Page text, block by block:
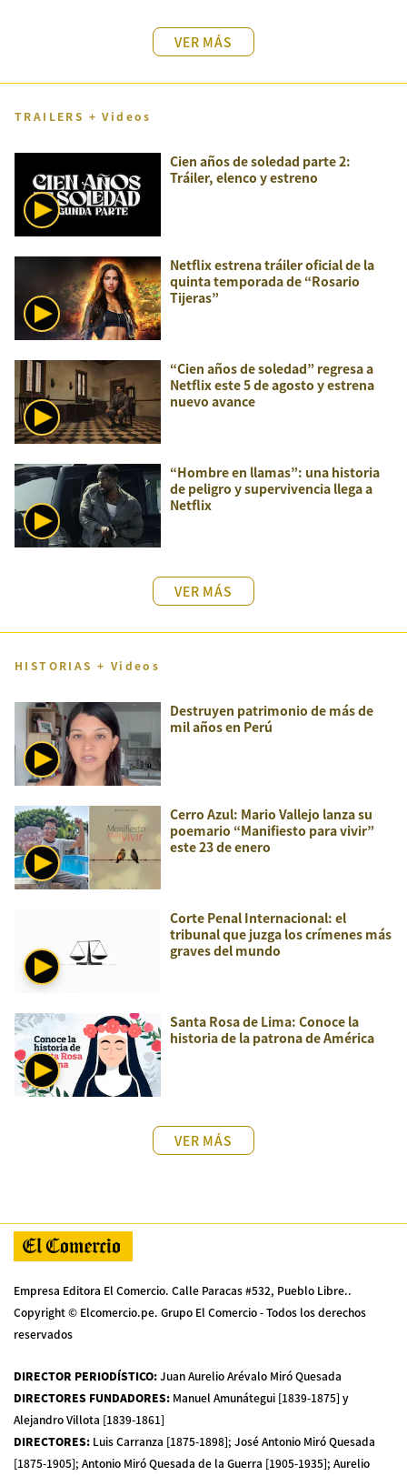
VER MÁS
TRAILERS + Videos
Cien años de soledad parte 2:
Tráiler, elenco y estreno
Netflix estrena tráiler oficial de la
quinta temporada de “Rosario
Tijeras”
“Cien años de soledad” regresa a
Netflix este 5 de agosto y estrena
nuevo avance
“Hombre en llamas”: una historia
de peligro y supervivencia llega a
Netflix
VER MÁS
HISTORIAS + Videos
Destruyen patrimonio de más de
mil años en Perú
Cerro Azul: Mario Vallejo lanza su
poemario “Manifiesto para vivir”
este 23 de enero
Corte Penal Internacional: el
tribunal que juzga los crímenes más
graves del mundo
Santa Rosa de Lima: Conoce la
historia de la patrona de América
VER MÁS
Empresa Editora El Comercio. Calle Paracas #532, Pueblo Libre..
Copyright © Elcomercio.pe. Grupo El Comercio - Todos los derechos
reservados
DIRECTOR PERIODÍSTICO:Juan Aurelio Arévalo Miró Quesada
DIRECTORES FUNDADORES: Manuel Amunátegui [1839-1875] y
Alejandro Villota [1839-1861]
DIRECTORES: Luis Carranza [1875-1898]; José Antonio Miró Quesada
[1875-1905]; Antonio Miró Quesada de la Guerra [1905-1935]; Aurelio